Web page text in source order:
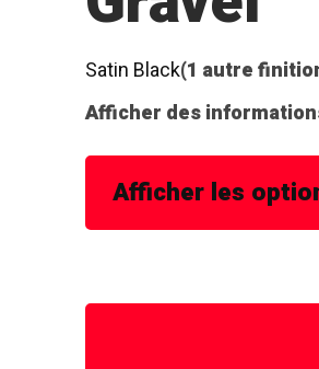
Satin Black(1 autre
Afficher des
Afficher les